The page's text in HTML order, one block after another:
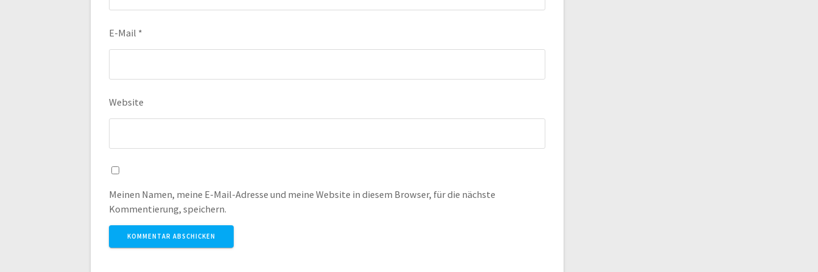
E-Mail *
Website
Meinen Namen, meine E-Mail-Adresse und meine Website in diesem Browser, für die nächste
Kommentierung, speichern.